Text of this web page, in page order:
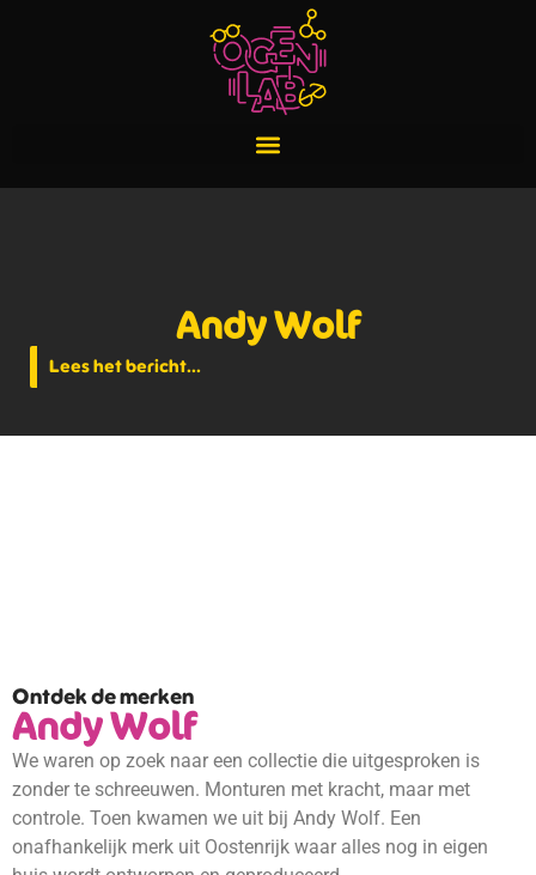
Andy Wolf
Lees het bericht...
Ontdek de merken
Andy Wolf
We waren op zoek naar een collectie die uitgesproken is
zonder te schreeuwen. Monturen met kracht, maar met
controle. Toen kwamen we uit bij Andy Wolf. Een
onafhankelijk merk uit Oostenrijk waar alles nog in eigen